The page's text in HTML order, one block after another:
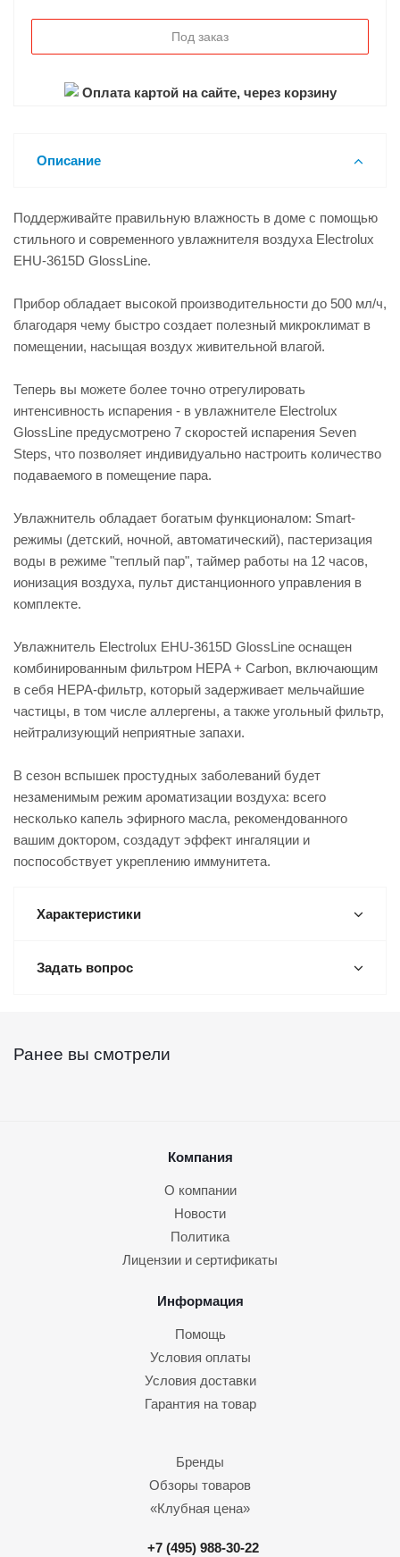
Под заказ
Оплата картой на сайте, через корзину
Описание
Поддерживайте правильную влажность в доме с помощью
стильного и современного увлажнителя воздуха Electrolux
EHU-3615D GlossLine.
Прибор обладает высокой производительности до 500 мл/ч,
благодаря чему быстро создает полезный микроклимат в
помещении, насыщая воздух живительной влагой.
Теперь вы можете более точно отрегулировать
интенсивность испарения - в увлажнителе Electrolux
GlossLine предусмотрено 7 скоростей испарения Seven
Steps, что позволяет индивидуально настроить количество
подаваемого в помещение пара.
Увлажнитель обладает богатым функционалом: Smart-
режимы (детский, ночной, автоматический), пастеризация
воды в режиме "теплый пар", таймер работы на 12 часов,
ионизация воздуха, пульт дистанционного управления в
комплекте.
Увлажнитель Electrolux EHU-3615D GlossLine оснащен
комбинированным фильтром HEPA + Carbon, включающим
в себя HEPA-фильтр, который задерживает мельчайшие
частицы, в том числе аллергены, а также угольный фильтр,
нейтрализующий неприятные запахи.
В сезон вспышек простудных заболеваний будет
незаменимым режим ароматизации воздуха: всего
несколько капель эфирного масла, рекомендованного
вашим доктором, создадут эффект ингаляции и
поспособствует укреплению иммунитета.
Характеристики
Задать вопрос
Ранее вы смотрели
Компания
О компании
Новости
Политика
Лицензии и сертификаты
Информация
Помощь
Условия оплаты
Условия доставки
Гарантия на товар
Бренды
Обзоры товаров
«Клубная цена»
+7 (495) 988-30-22